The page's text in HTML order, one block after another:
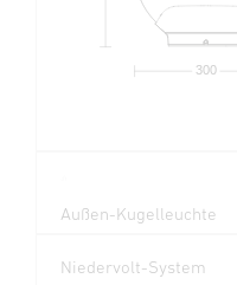
300
Außen-Kugelleuchte
Niedervolt-System